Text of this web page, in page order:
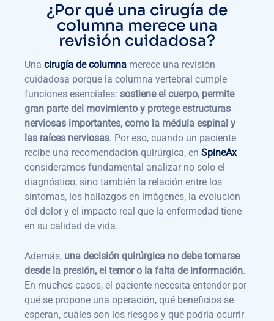
¿Por qué una cirugía de
columna merece una
revisión cuidadosa?
Una cirugía de columna merece una revisión
cuidadosa porque la columna vertebral cumple
funciones esenciales: sostiene el cuerpo, permite
gran parte del movimiento y protege estructuras
nerviosas importantes, como la médula espinal y
las raíces nerviosas. Por eso, cuando un paciente
recibe una recomendación quirúrgica, en SpineAx
consideramos fundamental analizar no solo el
diagnóstico, sino también la relación entre los
síntomas, los hallazgos en imágenes, la evolución
del dolor y el impacto real que la enfermedad tiene
en su calidad de vida.
Además, una decisión quirúrgica no debe tomarse
desde la presión, el temor o la falta de información.
En muchos casos, el paciente necesita entender por
qué se propone una operación, qué beneficios se
esperan, cuáles son los riesgos y qué podría ocurrir